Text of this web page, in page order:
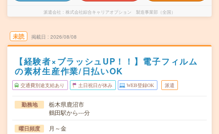
派遣会社 株式会社綜合キャリアオプション 製造事業部（全国）
未読 掲載日 2026/08/08
【経験者×ブラッシュUP！！】電子フィルム
の素材生産作業/日払いOK
交通費別途支給あり 土日祝日が休み WEB登録OK 派遣
勤務地
栃木県鹿沼市
鶴田駅から---分
曜日頻度 月～金